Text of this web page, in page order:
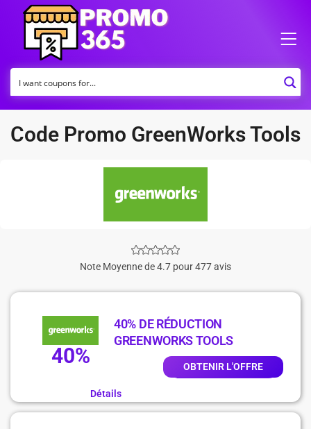
Code Promo GreenWorks Tools
Note Moyenne de 4.7 pour 477 avis
40%
40% DE RÉDUCTION
GREENWORKS TOOLS
OBTENIR L'OFFRE
Détails